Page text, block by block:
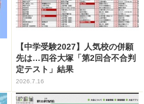
【中学受験2027】人気校の併願
先は…四谷大塚「第2回合不合判
定テスト」結果
2026.7.16